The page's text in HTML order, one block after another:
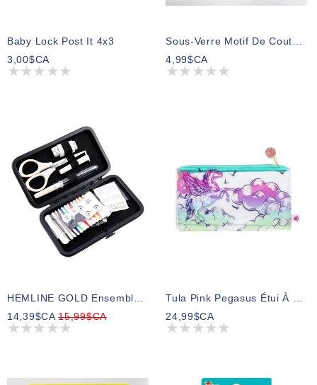
Baby Lock Post It 4x3
3,00$CA
Sous-Verre Motif De Couture
4,99$CA
14,39$CA15,99$CA
24,99$CA